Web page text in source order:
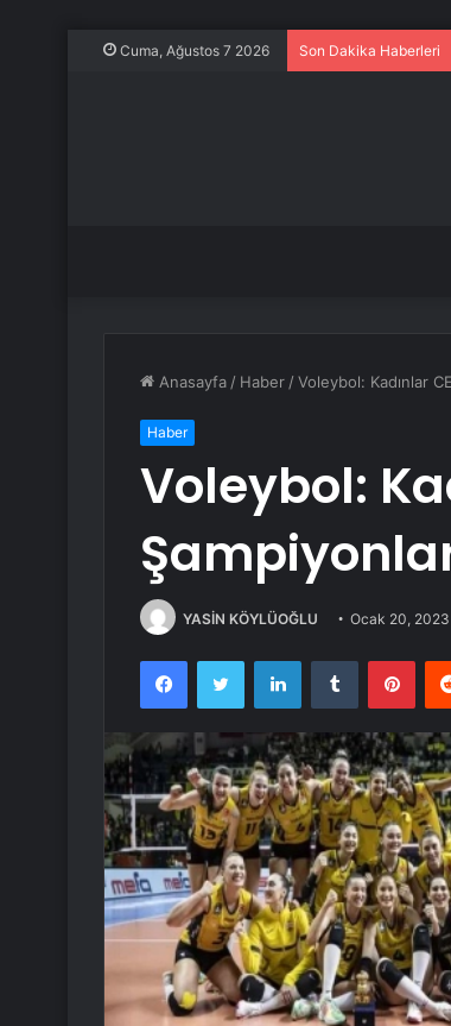
Cuma, Ağustos 7 2026 Son Dakika Haberleri
Anasayfa / Haber /Voleybol: Kadınlar
Haber
Voleybol:
YASİN KÖYLÜOĞLU Ocak 20, 2023
FacebookTwitter LinkedInTumblr